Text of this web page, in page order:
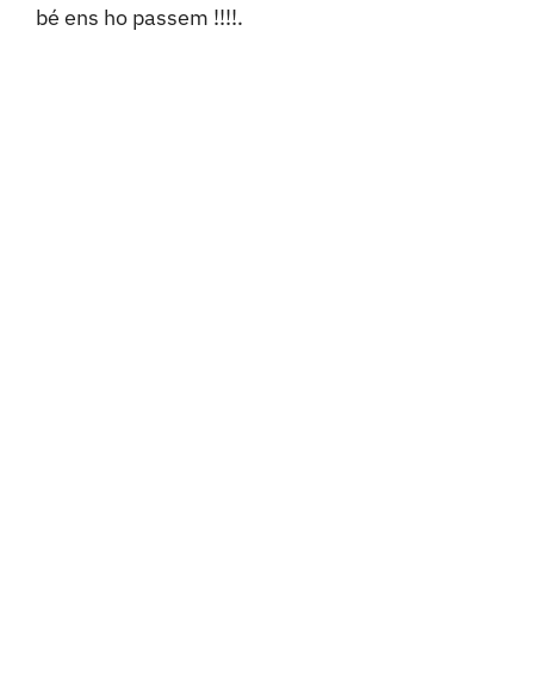
bé ens ho passem !!!!.